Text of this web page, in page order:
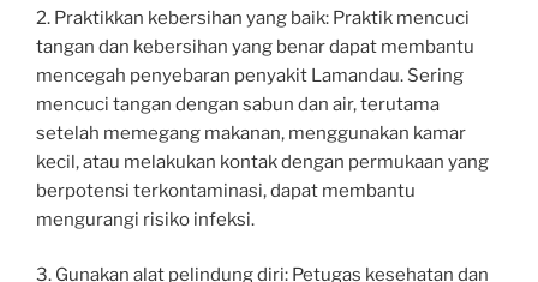
2. Praktikkan kebersihan yang baik: Praktik mencuci
tangan dan kebersihan yang benar dapat membantu
mencegah penyebaran penyakit Lamandau. Sering
mencuci tangan dengan sabun dan air, terutama
setelah memegang makanan, menggunakan kamar
kecil, atau melakukan kontak dengan permukaan yang
berpotensi terkontaminasi, dapat membantu
mengurangi risiko infeksi.
3. Gunakan alat pelindung diri: Petugas kesehatan dan